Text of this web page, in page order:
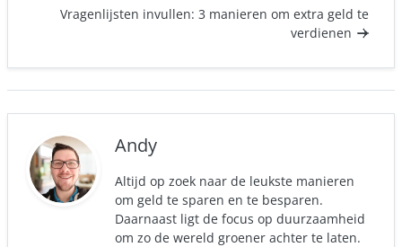
Vragenlijsten invullen: 3 manieren om extra geld te
verdienen
Andy
Altijd op zoek naar de leukste manieren
om geld te sparen en te besparen.
Daarnaast ligt de focus op duurzaamheid
om zo de wereld groener achter te laten.